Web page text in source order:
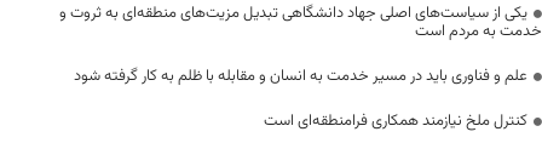
یکی از سیاست‌های اصلی جهاد دانشگاهی تبدیل مزیت‌های منطقه‌ای به ثروت و
خدمت به مردم است
علم و فناوری باید در مسیر خدمت به انسان و مقابله با ظلم به کار گرفته شود
کنترل ملخ نیازمند همکاری فرامنطقه‌ای است